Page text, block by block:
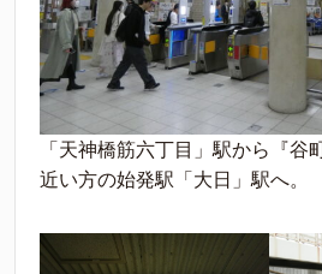
「天神橋筋六丁目」駅から『谷
近い方の始発駅「大日」駅へ。